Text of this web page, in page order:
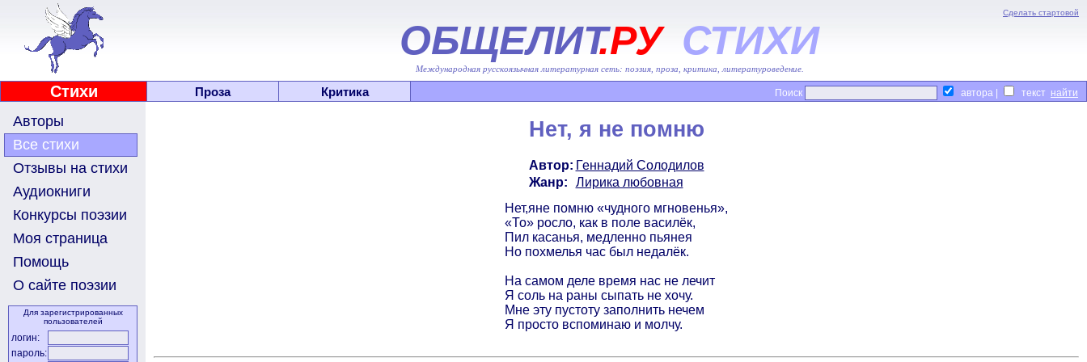
Сделать стартовой
ОБЩЕЛИТ.РУ СТИХИ
Международная русскоязычная литературная сеть: поэзия, проза, критика, литературоведение.
Стихи Проза Критика Поиск автора | текст
Авторы
Все стихи
Отзывы на стихи
Аудиокниги
Конкурсы поэзии
Моя страница
Помощь
О сайте поэзии
Для зарегистрированных
пользователей
логин:
пароль:
Нет, я не помню
Автор: Геннадий Солодилов
Жанр:
Лирика любовная
Нет,яне помню «чудного мгновенья»,
«То» росло, как в поле василёк,
Пил касанья, медленно пьянея
Но похмелья час был недалёк.
На самом деле время нас не лечит
Я соль на раны сыпать не хочу.
Мне эту пустоту заполнить нечем
Я просто вспоминаю и молчу.